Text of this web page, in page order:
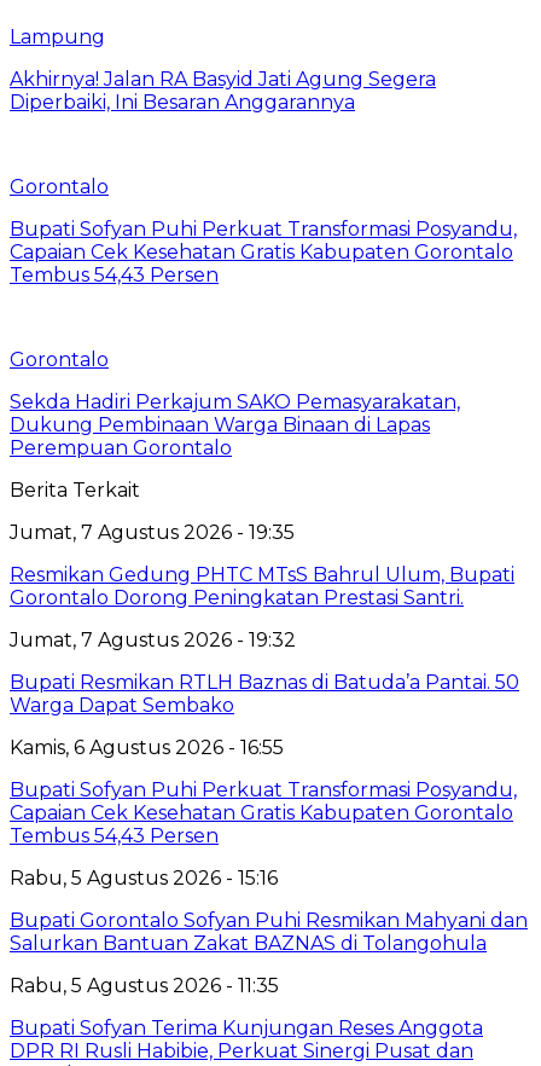
Lampung
Akhirnya! Jalan RA Basyid Jati Agung Segera
Diperbaiki, Ini Besaran Anggarannya
Gorontalo
Bupati Sofyan Puhi Perkuat Transformasi Posyandu,
Capaian Cek Kesehatan Gratis Kabupaten Gorontalo
Tembus 54,43 Persen
Gorontalo
Sekda Hadiri Perkajum SAKO Pemasyarakatan,
Dukung Pembinaan Warga Binaan di Lapas
Perempuan Gorontalo
Berita Terkait
Jumat, 7 Agustus 2026 - 19:35
Resmikan Gedung PHTC MTsS Bahrul Ulum, Bupati
Gorontalo Dorong Peningkatan Prestasi Santri.
Jumat, 7 Agustus 2026 - 19:32
Bupati Resmikan RTLH Baznas di Batuda’a Pantai. 50
Warga Dapat Sembako
Kamis, 6 Agustus 2026 - 16:55
Bupati Sofyan Puhi Perkuat Transformasi Posyandu,
Capaian Cek Kesehatan Gratis Kabupaten Gorontalo
Tembus 54,43 Persen
Rabu, 5 Agustus 2026 - 15:16
Bupati Gorontalo Sofyan Puhi Resmikan Mahyani dan
Salurkan Bantuan Zakat BAZNAS di Tolangohula
Rabu, 5 Agustus 2026 - 11:35
Bupati Sofyan Terima Kunjungan Reses Anggota
DPR RI Rusli Habibie, Perkuat Sinergi Pusat dan